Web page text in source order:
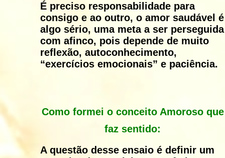
É preciso responsabilidade para
consigo e ao outro, o amor saudável é
algo sério, uma meta a ser perseguida
com afinco, pois depende de muito
reflexão, autoconhecimento,
“exercícios emocionais” e paciência.
Como formei o conceito Amoroso que
faz sentido:
A questão desse ensaio é definir um